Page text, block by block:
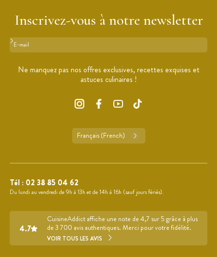
Inscrivez-vous à notre newsletter
Format : adresse@email.com
Ne manquez pas nos offres exclusives, recettes exquises et
astuces culinaires !
Français (French)
Tél : 02 38 85 04 62
Du lundi au vendredi de 9h à 13h et de 14h à 16h (sauf jours fériés).
4.7
CuisineAddict affiche une note de 4,7 sur 5 grâce à plus
de 3 700 avis authentiques. Merci pour votre fidélité.
VOIR TOUS LES AVIS